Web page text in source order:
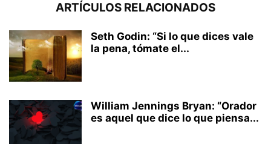
ARTÍCULOS RELACIONADOS
Seth Godin: “Si lo que dices vale
la pena, tómate el...
William Jennings Bryan: “Orador
es aquel que dice lo que piensa...